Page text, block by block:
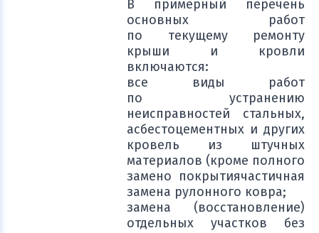
В примерный перечень
основных работ
по текущему ремонту
крыши и кровли
включаются:
все виды работ
по устранению
неисправностей стальных,
асбестоцементных и других
кровель из штучных
материалов (кроме полного
замено покрытиячастичная
замена рулонного ковра;
замена (восстановление)
отдельных участков без